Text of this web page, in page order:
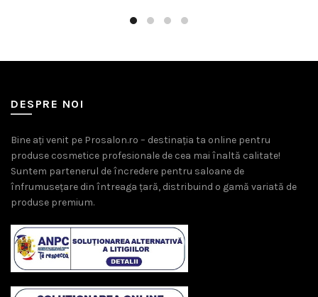
DESPRE NOI
Bine ați venit pe Prosalon.ro – destinația ta online pentru
produse cosmetice profesionale de cea mai înaltă calitate!
Suntem partenerul de încredere pentru saloane de
înfrumusețare din întreaga țară, distribuind o gamă variată de
produse premium.